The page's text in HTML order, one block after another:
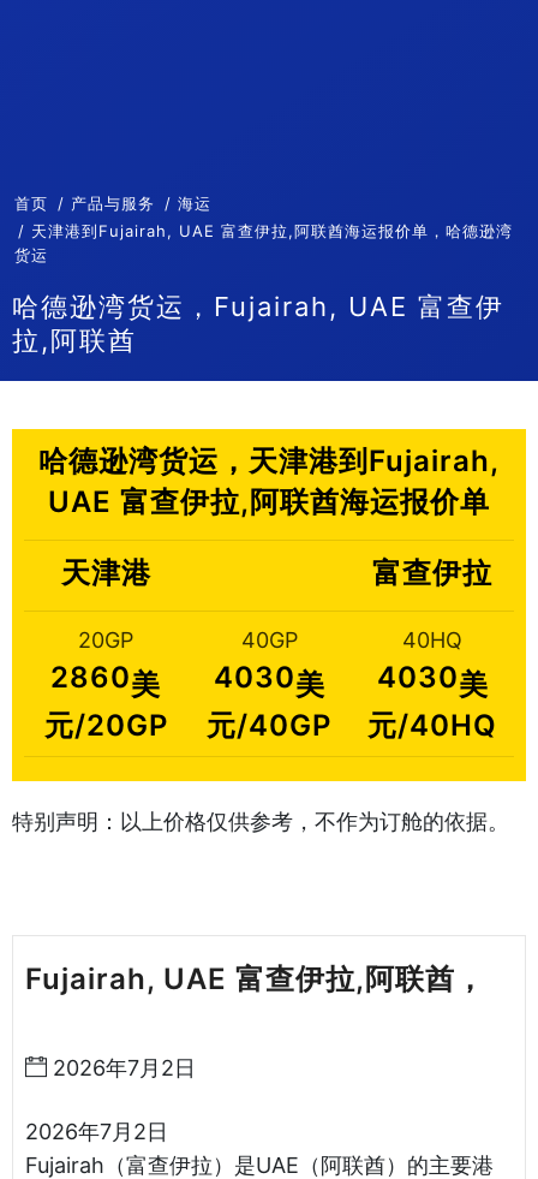
首页 产品与服务
海运
天津港到Fujairah, UAE 富查伊拉,阿联酋海运报价单，哈德逊湾
货运
哈德逊湾货运，Fujairah, UAE 富查伊
拉,阿联酋
哈德逊湾货运，天津港到Fujairah,
UAE 富查伊拉,阿联酋海运报价单
天津港 富查伊拉
20GP
2860美
元/20GP
40GP
4030美
元/40GP
40HQ
4030美
元/40HQ
特别声明：以上价格仅供参考，不作为订舱的依据。
Fujairah, UAE 富查伊拉,阿联酋，
2026年7月2日
2026年7月2日
Fujairah（富查伊拉）是UAE（阿联酋）的主要港